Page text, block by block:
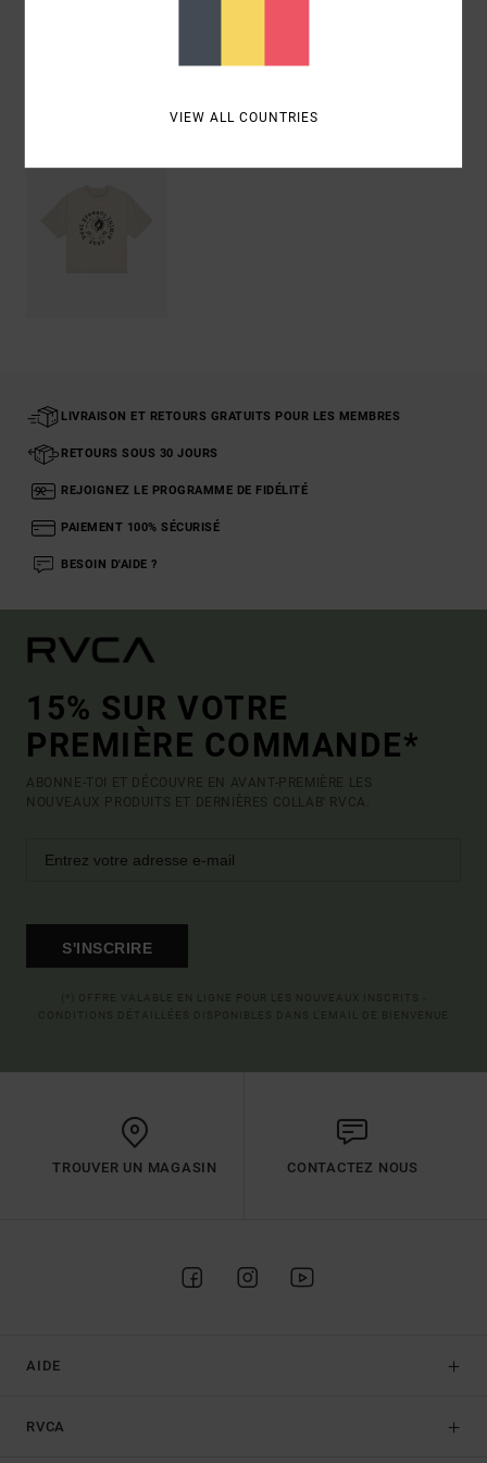
LIVRAISON ET RETOURS GRATUITS POUR LES MEMBRES
RETOURS SOUS 30 JOURS
REJOIGNEZ LE PROGRAMME DE FIDÉLITÉ
PAIEMENT 100% SÉCURISÉ
BESOIN D'AIDE ?
15% SUR VOTRE
PREMIÈRE COMMANDE*
ABONNE-TOI ET DÉCOUVRE EN AVANT-PREMIÈRE LES
NOUVEAUX PRODUITS ET DERNIÈRES COLLAB' RVCA.
S'INSCRIRE
TROUVER UN MAGASIN CONTACTEZ NOUS
AIDE
RVCA
VIEW ALL COUNTRIES